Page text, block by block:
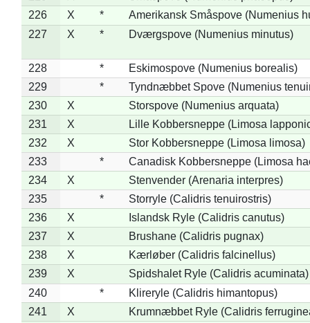
226
X *
Amerikansk Småspove (Numenius
227
X * Dværgspove (Numenius minutus)
228 *
Eskimospove (Numenius borealis)
229
*
Tyndnæbbet Spove (Numenius
230
X
Storspove (Numenius arquata)
231
X
Lille Kobbersneppe (Limosa
232
X
Stor Kobbersneppe (Limosa limosa)
233
*
Canadisk Kobbersneppe (Limosa
234
X
Stenvender (Arenaria interpres)
235
*
Storryle (Calidris tenuirostris)
236
X
Islandsk Ryle (Calidris canutus)
237
X
Brushane (Calidris pugnax)
238
X
Kærløber (Calidris falcinellus)
239
X
Spidshalet Ryle (Calidris acuminata)
240
*
Klireryle (Calidris himantopus)
241
X
Krumnæbbet Ryle (Calidris